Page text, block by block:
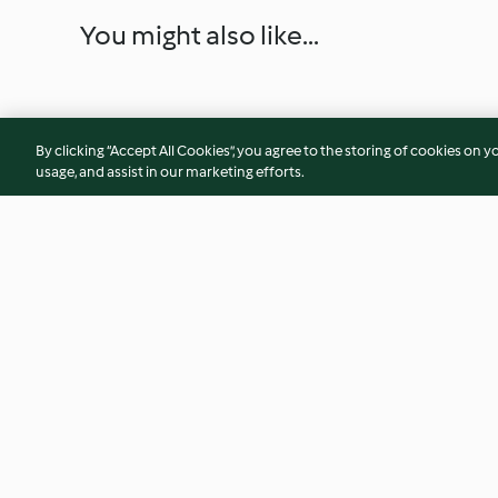
You might also like...
By clicking “Accept All Cookies”, you agree to the storing of cookies on
usage, and assist in our marketing efforts.